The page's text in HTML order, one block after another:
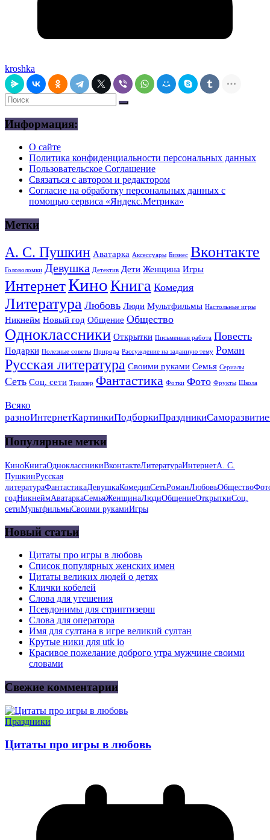
kroshka
Информация:
О сайте
Политика конфиденциальности персональных данных
Пользовательское Соглашение
Связаться с автором и редактором
Согласие на обработку персональных данных с
помощью сервиса «Яндекс.Метрика»
Метки
А. С. Пушкин Аватарка Аксессуары Бизнес Вконтакте
Головоломки Девушка Детектив Дети Женщина Игры
ИнтернетКиноКнига Комедия
Литература Любовь Люди Мультфильмы Настольные игры
Никнейм Новый год Общение Общество
Одноклассники Открытки Письменная работа Повесть
Подарки Полезные советы Природа Рассуждение на заданную тему Роман
Русская литература Своими руками Семья Сериалы
Сеть Соц. сети Триллер Фантастика Фотки Фото Фрукты Школа
Всяко
разноИнтернетКартинкиПодборкиПраздникиСаморазвитие
Популярные метки
КиноКнигаОдноклассникиВконтактеЛитератураИнтернетА. С.
ПушкинРусская
литератураФантастикаДевушкаКомедияСетьРоманЛюбовьОбщество
годНикнеймАватаркаСемьяЖенщинаЛюдиОбщениеОткрыткиСоц.
сетиМультфильмыСвоими рукамиИгры
Новый статьи
Цитаты про игры в любовь
Список популярных женских имен
Цитаты великих людей о детях
Клички кобелей
Слова для утешения
Псевдонимы для стриптизерш
Слова для оператора
Имя для султана в игре великий султан
Крутые ники для utk io
Красивое пожелание доброго утра мужчине своими
словами
Свежие комментарии
Праздники
Цитаты про игры в любовь